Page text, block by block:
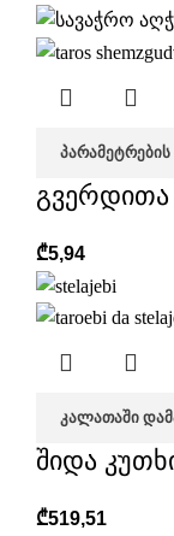
ᲞᲐᲠᲐᲛᲔᲢᲠᲔᲑᲘᲡ
გვერდითა
₾5,94
ᲙᲐᲚᲐᲗᲐᲨᲘ
შიდა
₾519,51